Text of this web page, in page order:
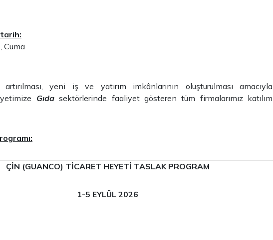
Cuma
artırılması, yeni iş ve yatırım imkânlarının oluşturulması amacıyla
Gıdasektörlerinde faaliyet gösteren tüm firmalarımız katılım
ÇİN (GUANCO) TİCARET HEYETİ TASLAK PROGRAM
1-5 EYLÜL 2026